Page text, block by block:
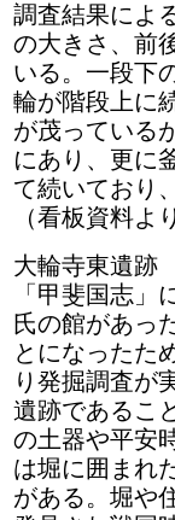
調査結果によ
の大きさ、前
いる。一段下
輪が階段上に
が茂っている
にあり、更に
て続いており
（看板資料よ
大輪寺東遺跡
「甲斐国志
氏の館があっ
とになったた
り発掘調査が
遺跡であるこ
の土器や平安
は堀に囲まれ
がある。堀や